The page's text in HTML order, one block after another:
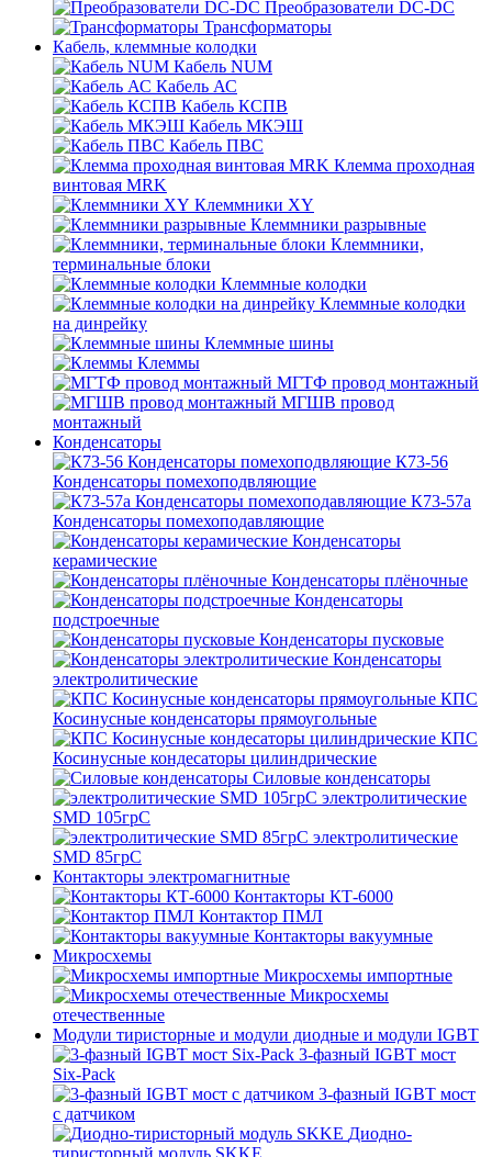
Преобразователи DC-DC
Трансформаторы
Кабель, клеммные колодки
Кабель NUM
Кабель АС
Кабель КСПВ
Кабель МКЭШ
Кабель ПВС
Клемма проходная
винтовая MRK
Клеммники XY
Клеммники разрывные
Клеммники,
терминальные блоки
Клеммные колодки
Клеммные колодки
на динрейку
Клеммные шины
Клеммы
МГТФ провод монтажный
МГШВ провод
монтажный
Конденсаторы
К73-56
Конденсаторы помехоподвляющие
К73-57а
Конденсаторы помехоподавляющие
Конденсаторы
керамические
Конденсаторы плёночные
Конденсаторы
подстроечные
Конденсаторы пусковые
Конденсаторы
электролитические
КПС
Косинусные конденсаторы прямоугольные
КПС
Косинусные кондесаторы цилиндрические
Силовые конденсаторы
электролитические
SMD 105грС
электролитические
SMD 85грС
Контакторы электромагнитные
Контакторы КТ-6000
Контактор ПМЛ
Контакторы вакуумные
Микросхемы
Микросхемы импортные
Микросхемы
отечественные
Модули тиристорные и модули диодные и модули IGBT
3-фазный IGBT мост
Six-Pack
3-фазный IGBT мост
с датчиком
Диодно-
тиристорный модуль SKKE